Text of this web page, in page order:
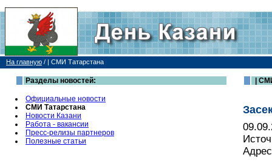
На главную / | СМИ Татарстана
Разделы новостей:
Официальные новости
СМИ Татарстана
Новости Казани
Работа - вакансии
Пресс-релизы партнеров
Полезные статьи
|